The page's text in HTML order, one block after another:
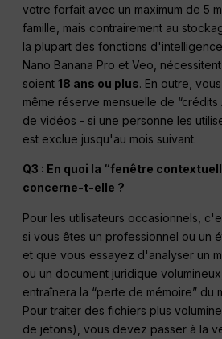
votre forfait avec un maximum de 5
famille, mais contrairement au
la plupart des fonctions
Nano Banana Pro et Veo,
soient18 ans ou plus. En outre,
même réserve mensuelle de “crédits
de vidéos - si une personne les
est exclue jusqu'au mois suivant.
Q3 : En quoi la “fenêtre
concerne-t-elle ?
Pour les utilisateurs occasionnels,
si vous êtes un professionnel ou un
et que vous essayez d'analyser un
ou un document juridique
entraînera la “perte de mémoire” du
Pour traiter des fichiers plus
de jetons), vous devez passer à la